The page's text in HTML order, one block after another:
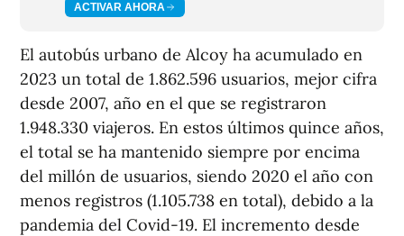
ACTIVAR AHORA
El autobús urbano de Alcoy ha acumulado en
2023 un total de 1.862.596 usuarios, mejor cifra
desde 2007, año en el que se registraron
1.948.330 viajeros. En estos últimos quince años,
el total se ha mantenido siempre por encima
del millón de usuarios, siendo 2020 el año con
menos registros (1.105.738 en total), debido a la
pandemia del Covid-19. El incremento desde